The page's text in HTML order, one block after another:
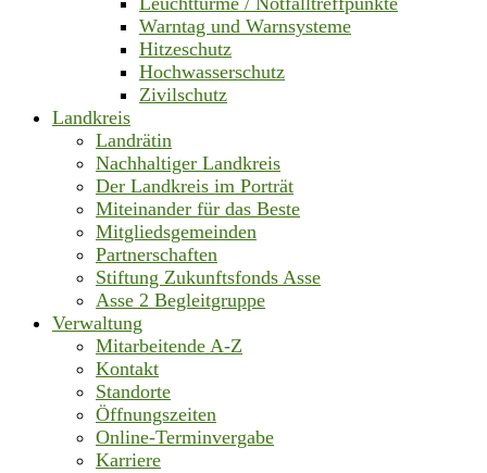
Warntag und Warnsysteme
Hitzeschutz
Hochwasserschutz
Zivilschutz
Landkreis
Landrätin
Nachhaltiger Landkreis
Der Landkreis im Porträt
Miteinander für das Beste
Mitgliedsgemeinden
Partnerschaften
Stiftung Zukunftsfonds Asse
Asse 2 Begleitgruppe
Verwaltung
Mitarbeitende A-Z
Kontakt
Standorte
Öffnungszeiten
Online-Terminvergabe
Karriere